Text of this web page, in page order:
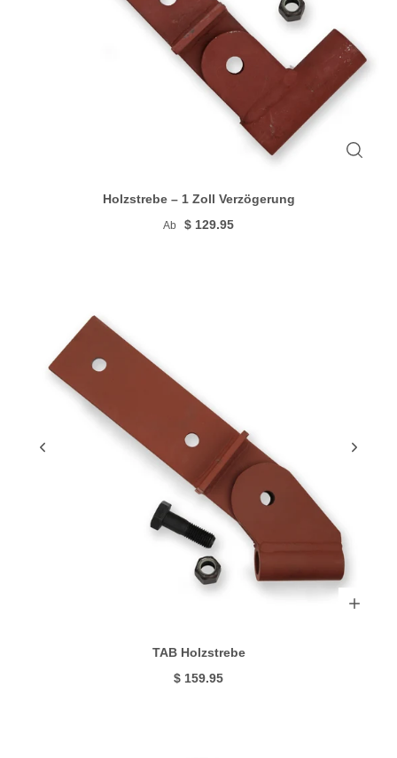
Holzstrebe – 1 Zoll Verzögerung
Ab $ 129.95
TAB Holzstrebe
$ 159.95